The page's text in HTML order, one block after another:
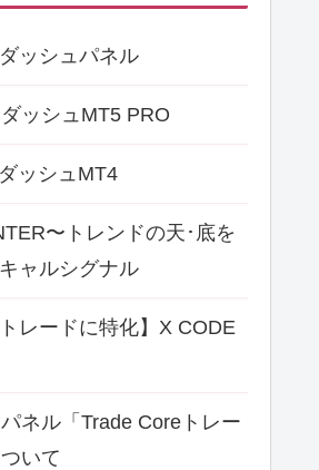
ッシュパネル
ッシュMT5 PRO
ッシュMT4
〜トレンドの天･底を
ャルシグナル
レードに特化】X CODE
ネル「Trade Coreトレー
いて